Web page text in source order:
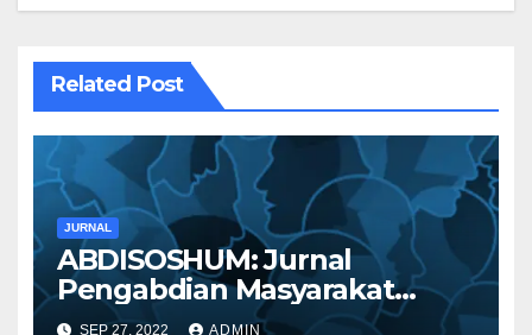
Related Post
JURNAL
ABDISOSHUM: Jurnal
Pengabdian Masyarakat
Bidang Sosial dan Humaniora
SEP 27, 2022 ADMIN